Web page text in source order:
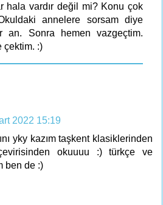
hala vardır değil mi? Konu çok
annelere sorsam diye
an. Sonra hemen vazgeçtim.
çektim. :)
2022 15:19
yky kazım taşkent klasiklerinden
okuuuu :) türkçe ve
ben de :)